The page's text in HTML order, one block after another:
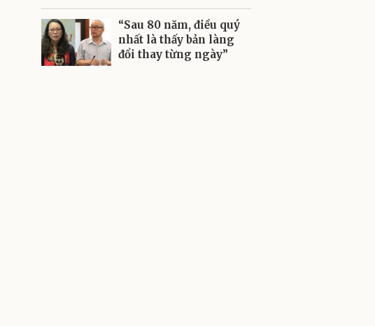
“Sau 80 năm, điều quý
nhất là thấy bản làng
đổi thay từng ngày”